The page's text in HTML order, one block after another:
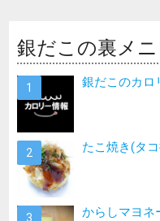
銀だこの裏メ
銀だこのカロ
たこ焼き(タ
からしマヨネ